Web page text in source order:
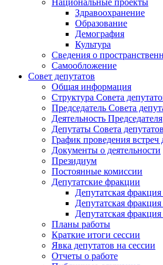
Здравоохранение
Образование
Демография
Культура
Сведения о
Самообложение
Совет депутатов
Общая информация
Структура Совета
Председатель Совета
Деятельность Председателя
Депутаты Совета
График проведения встреч
Документы о деятельности
Президиум
Постоянные комиссии
Депутатские фракции
Депутатская
Депутатская
Депутатская
Планы работы
Краткие итоги сессии
Явка депутатов на сессии
Отчеты о работе